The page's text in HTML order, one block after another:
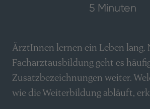
5 Minuten
ÄrztInnen lernen ein Leben lang.
Facharztausbildung geht es
Zusatzbezeichnungen weiter.
wie die Weiterbildung abläuft,